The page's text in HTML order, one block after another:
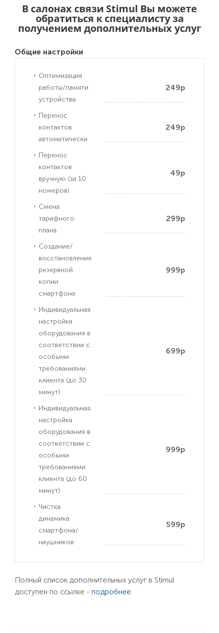
В салонах связи Stimul Вы можете
обратиться к специалисту за
получением дополнительных услуг
Общие настройки
Оптимизация
работы/памяти
устройства
249р
Перенос
контактов
автоматически
249р
Перенос
контактов
вручную (за 10
номеров)
49р
Смена
тарифного
плана
299р
Создание/
восстановление
резервной
копии
смартфона
999р
Индивидуальная
настройка
оборудования в
соответствии с
особыми
требованиями
клиента (до 30
минут)
699р
Индивидуальная
настройка
оборудования в
соответствии с
особыми
требованиями
клиента (до 60
минут)
999р
Чистка
динамика
смартфона/
наушников
599р
Полный список дополнительных услуг в Stimul
доступен по ссылке - подробнее